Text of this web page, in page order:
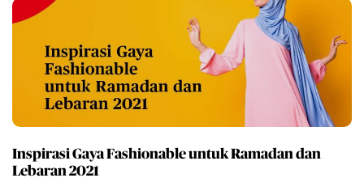
Inspirasi Gaya Fashionable untuk Ramadan dan
Lebaran 2021